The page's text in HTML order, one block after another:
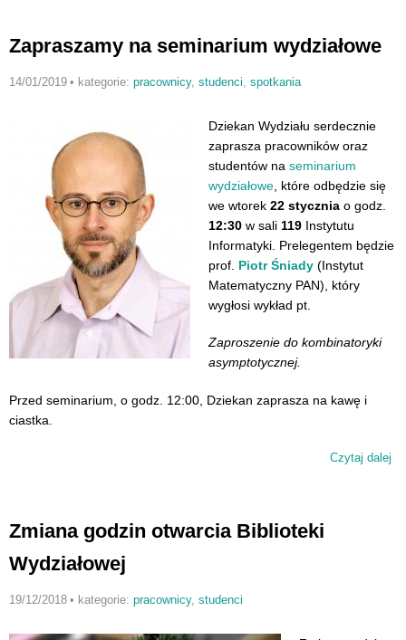
Zapraszamy na seminarium wydziałowe
14/01/2019 • kategorie: pracownicy, studenci spotkania
Dziekan Wydziału serdecznie
zaprasza pracowników oraz
studentów na seminarium
wydziałowe , które odbędzie się
we wtorek 22 stycznia o godz.
12:30 w sali 119 Instytutu
Informatyki. Prelegentem będzie
prof. Piotr Śniady (Instytut
Matematyczny PAN), który
wygłosi wykład pt.
Zaproszenie do kombinatoryki
asymptotycznej.
Przed seminarium, o godz. 12:00, Dziekan zaprasza na kawę i
ciastka.
Czytaj dalej
Zmiana godzin otwarcia Biblioteki
Wydziałowej
19/12/2018 • kategorie: pracownicy, studenci